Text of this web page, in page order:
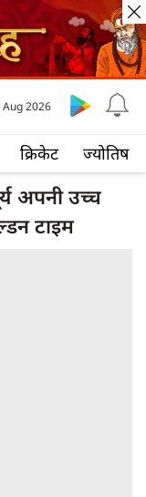
क्रिकेट ज्योतिष
Aug 2026
अपनी उच्च
टाइम